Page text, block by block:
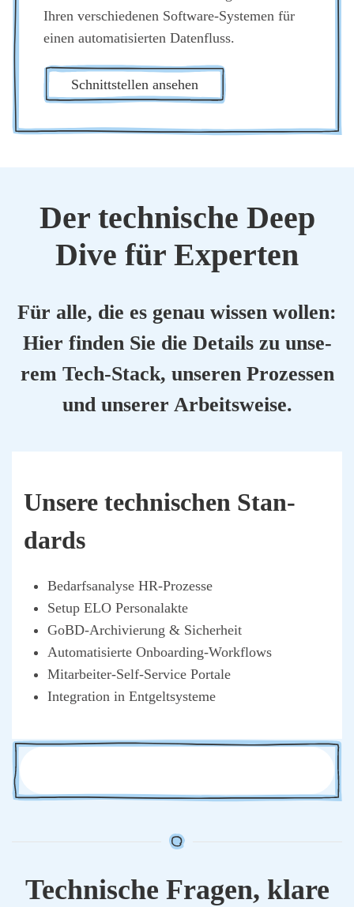
Ihren ver­schie­de­nen Soft­ware-Sys­te­men für
einen auto­ma­ti­sier­ten Daten­fluss.
Schnitt­stel­len anse­hen
Der tech­ni­sche Deep
Dive für Exper­ten
Für alle, die es genau wis­sen wol­len:
Hier fin­den Sie die Details zu unse­
rem Tech-Stack, unse­ren Pro­zes­sen
und unse­rer Arbeits­wei­se.
Unse­re tech­ni­schen Stan­
dards
Bedarfs­ana­ly­se HR-Pro­zes­se
Set­up ELO Per­so­nal­ak­te
GoBD-Archi­vie­rung & Sicher­heit
Auto­ma­ti­sier­te Onboar­ding-Work­flows
Mit­ar­bei­ter-Self-Ser­vice Por­ta­le
Inte­gra­ti­on in Ent­gelt­sys­te­me
Tech­ni­sche Fra­gen, kla­re